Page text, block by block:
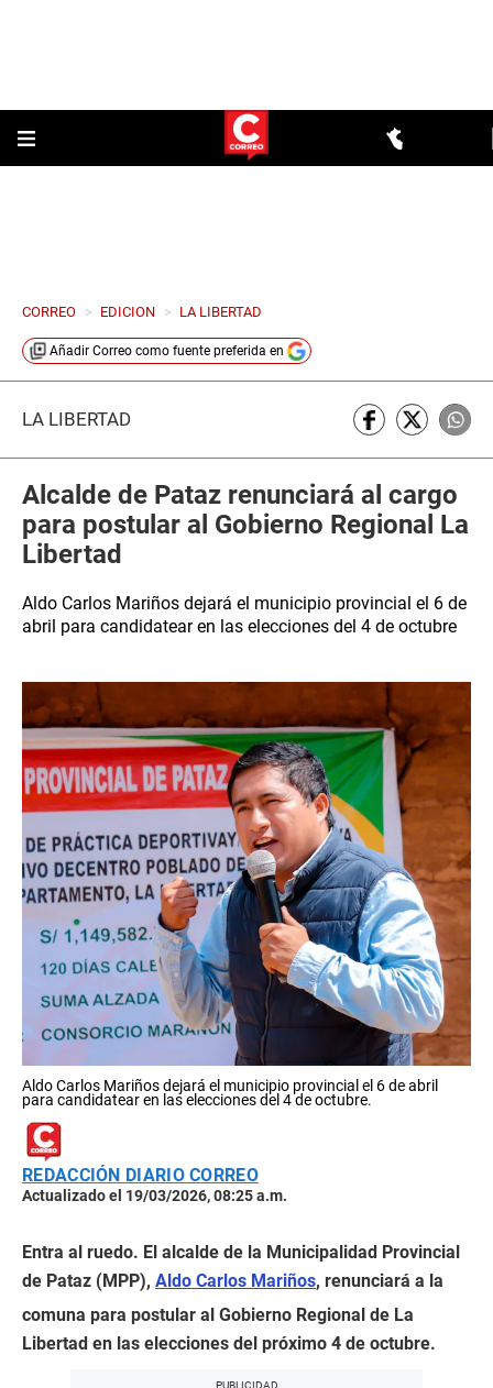
CORREO > EDICION > LA LIBERTAD
Añadir Correo como fuente preferida en
LA LIBERTAD
Alcalde de Pataz renunciará al cargo
para postular al Gobierno Regional La
Libertad
Aldo Carlos Mariños dejará el municipio provincial el 6 de
abril para candidatear en las elecciones del 4 de octubre
Aldo Carlos Mariños dejará el municipio provincial el 6 de abril
para candidatear en las elecciones del 4 de octubre.
REDACCIÓN DIARIO CORREO
Actualizado el 19/03/2026, 08:25 a.m.
Entra al ruedo. El alcalde de la Municipalidad Provincial
de Pataz (MPP), Aldo Carlos Mariños, renunciará a la
comuna para postular al Gobierno Regional de La
Libertad en las elecciones del próximo 4 de octubre.